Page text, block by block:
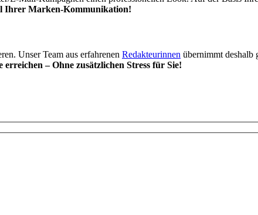
Ihrer Marken-Kommunikation!
Unser Team aus erfahrenen Redakteurinnen übernimmt deshalb
– Ohne zusätzlichen Stress für Sie!